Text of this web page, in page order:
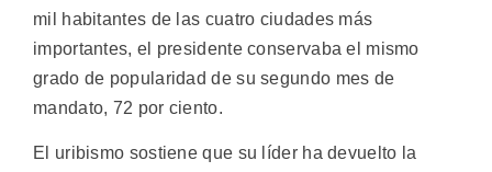
mil habitantes de las cuatro ciudades más
importantes, el presidente conservaba el mismo
grado de popularidad de su segundo mes de
mandato, 72 por ciento.
El uribismo sostiene que su líder ha devuelto la